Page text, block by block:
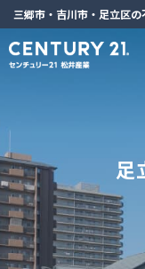
三郷市・吉川市・足立区
足